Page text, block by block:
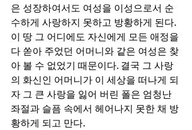
은 성장하여서도 여성을 이성으로서 순
수하게 사랑하지 못하고 방황하게 된다.
이 땅 그 어디에도 자신에게 모든 애정을
다 쏟아 주었던 어머니와 같은 여성은 찾
아 볼 수 없었기 때문이다. 결국 그 사랑
의 화신인 어머니가 이 세상을 떠나게 되
자 그 큰 사랑을 잃어 버린 폴은 엄청난
좌절과 슬픔 속에서 헤어나지 못한 채 방
황하게 되고 만다.